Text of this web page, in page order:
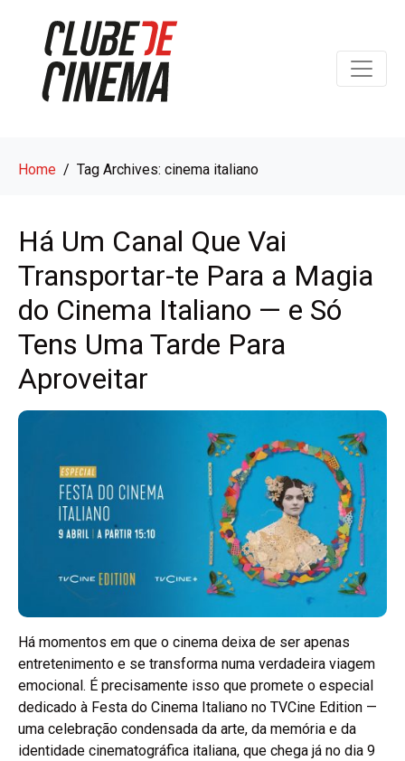
Home Tag Archives: cinema italiano
Há Um Canal Que Vai
Transportar-te Para a Magia
do Cinema Italiano — e Só
Tens Uma Tarde Para
Aproveitar
Há momentos em que o cinema deixa de ser apenas
entretenimento e se transforma numa verdadeira viagem
emocional. É precisamente isso que promete o especial
dedicado à Festa do Cinema Italiano no TVCine Edition —
uma celebração condensada da arte, da memória e da
identidade cinematográfica italiana, que chega já no dia 9